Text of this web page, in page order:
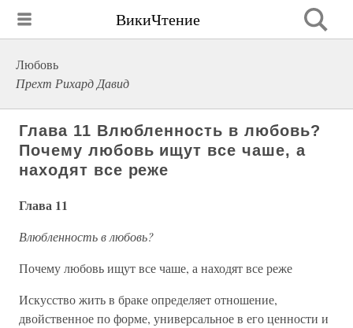
ВикиЧтение
Любовь
Прехт Рихард Давид
Глава 11 Влюбленность в любовь?
Почему любовь ищут все чаше, а
находят все реже
Глава 11
Влюбленность в любовь?
Почему любовь ищут все чаше, а находят все реже
Искусство жить в браке определяет отношение,
двойственное по форме, универсальное в его ценности и